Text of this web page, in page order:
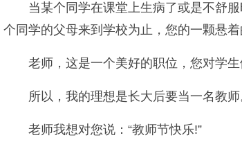
当某个同学在课堂上生病了或是不舒
个同学的父母来到学校为止，您的一颗悬着
老师，这是一个美好的职位，您对学
所以，我的理想是长大后要当一名教
老师我想对您说：“教师节快乐!”